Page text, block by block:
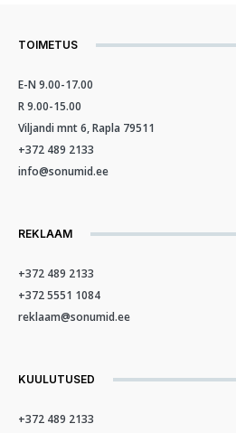
TOIMETUS
E-N 9.00-17.00
R 9.00-15.00
Viljandi mnt 6, Rapla 79511
+372 489 2133
info@sonumid.ee
REKLAAM
+372 489 2133
+372 5551 1084
reklaam@sonumid.ee
KUULUTUSED
+372 489 2133